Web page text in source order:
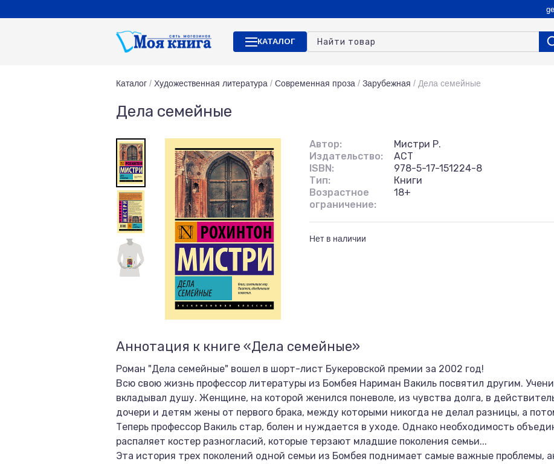
КАТАЛОГ
Каталог / Художественная литература / Современная проза / Зарубежная / Дела семейные
Дела семейные
Автор:
Мистри Р.
Издательство:
АСТ
ISBN:
978-5-17-151224-8
Тип:
Книги
Возрастное
ограничение:
18+
Нет в наличии
Аннотация к книге «Дела семейные»
Роман "Дела семейные" вошел в шорт-лист Букеровской премии за 2002 год!
Всю свою жизнь профессор литературы из Бомбея Нариман Вакиль посвятил другим.
вкладывал душу. Женщине, на которой женился поневоле, из чувства долга, в
дочери и детям жены от первого брака, между которыми никогда не делал разницы, а
Теперь профессор Вакиль стар, болен и нуждается в уходе. Однако необходимость
распаляет костер разногласий, которые терзают младшие поколения семьи...
Эта история трех поколений одной семьи из Бомбея поднимает самые важные проблемы,